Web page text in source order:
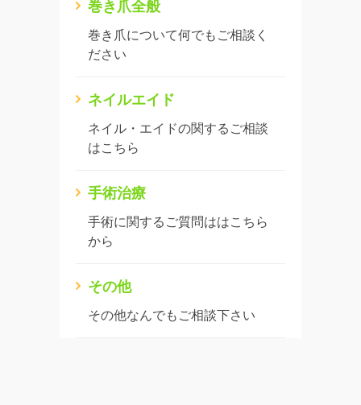
巻き爪全般
巻き爪について何でもご相談く
ださい
ネイルエイド
ネイル・エイドの関するご相談
はこちら
手術治療
手術に関するご質問ははこちら
から
その他
その他なんでもご相談下さい